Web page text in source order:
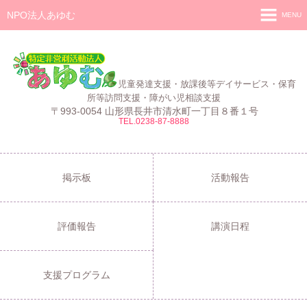
NPO法人あゆむ
児童発達支援・放課後等デイサービス・保育
所等訪問支援・障がい児相談支援
〒993-0054 山形県長井市清水町一丁目８番１号
TEL.0238-87-8888
MENU
施設紹介
あゆむZIBUN LABO
サービス内容
支援プログラム
ご利用について
採用情報
掲示板 活動報告
評価報告 講演日程
支援プログラム